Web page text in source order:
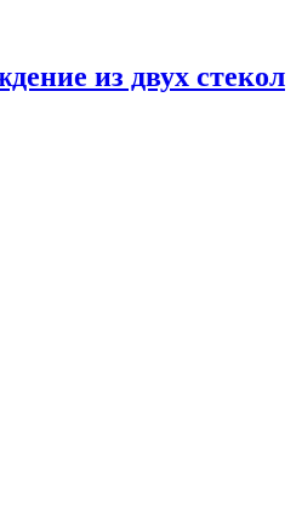
из двух стекол